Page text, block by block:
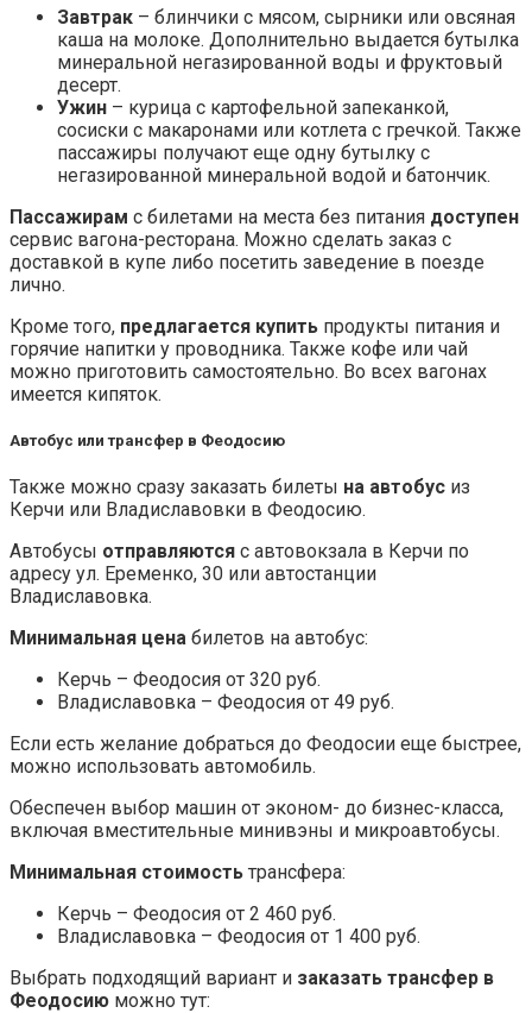
Завтрак – блинчики с мясом, сырники или овсяная
каша на молоке. Дополнительно выдается бутылка
минеральной негазированной воды и фруктовый
десерт.
Ужин – курица с картофельной запеканкой,
сосиски с макаронами или котлета с гречкой. Также
пассажиры получают еще одну бутылку с
негазированной минеральной водой и батончик.
Пассажирам с билетами на места без питания доступен
сервис вагона-ресторана. Можно сделать заказ с
доставкой в купе либо посетить заведение в поезде
лично.
Кроме того, предлагается купить продукты питания и
горячие напитки у проводника. Также кофе или чай
можно приготовить самостоятельно. Во всех вагонах
имеется кипяток.
Автобус или трансфер в Феодосию
Также можно сразу заказать билеты на автобус из
Керчи или Владиславовки в Феодосию.
Автобусы отправляются с автовокзала в Керчи по
адресу ул. Еременко, 30 или автостанции
Владиславовка.
Минимальная цена билетов на автобус:
Керчь – Феодосия от 320 руб.
Владиславовка – Феодосия от 49 руб.
Если есть желание добраться до Феодосии еще быстрее,
можно использовать автомобиль.
Обеспечен выбор машин от эконом- до бизнес-класса,
включая вместительные минивэны и микроавтобусы.
Минимальная стоимость трансфера:
Керчь – Феодосия от 2 460 руб.
Владиславовка – Феодосия от 1 400 руб.
Выбрать подходящий вариант и заказать трансфер в
Феодосию можно тут: